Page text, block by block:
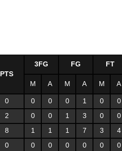
PTS
3FG FG FT
M A M A M A
0 0 0 0 1 0
0
2 0 0 1 3 0
0
8 1 1 1 7 3
4
0 0 0 0 0 0
0